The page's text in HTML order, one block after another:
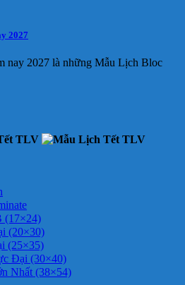
2027
nay 2027 là những Mẫu Lịch Bloc
(20×30)
(25×35)
Đại (30×40)
Nhất (38×54)